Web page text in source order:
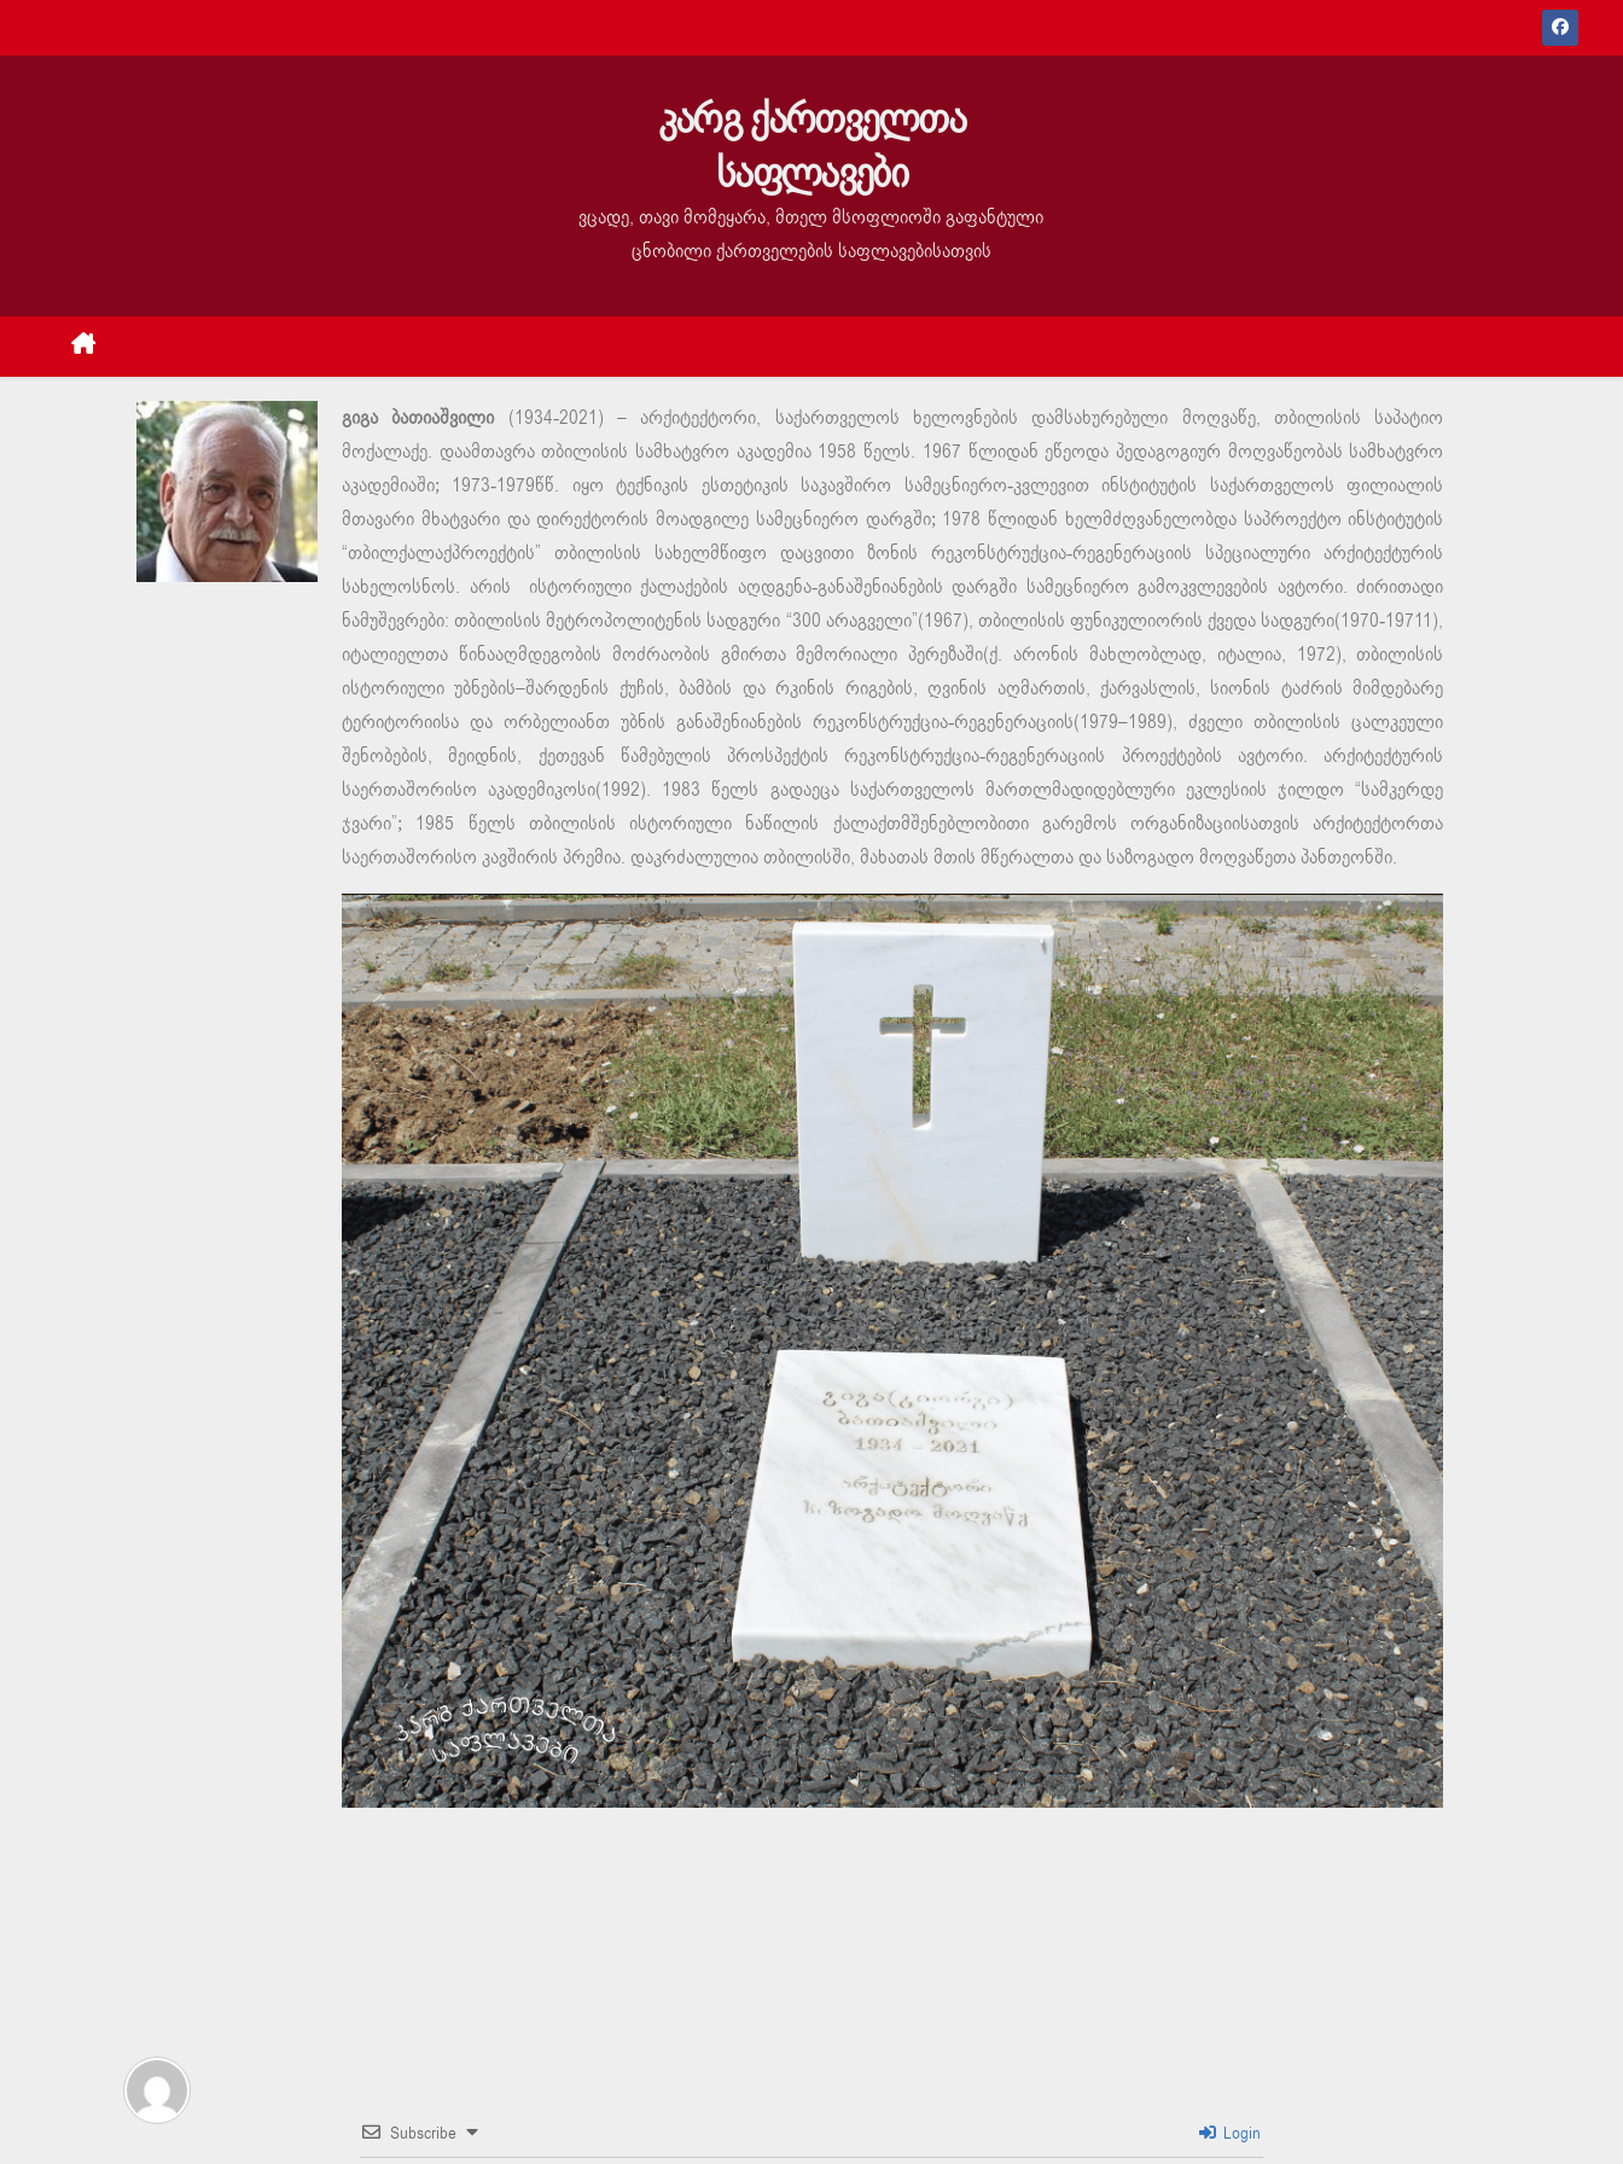
კარგ ქართველთა
საფლავები
ვცადე, თავი მომეყარა, მთელ მსოფლიოში გაფანტული
ცნობილი ქართველების საფლავებისათვის
გიგა ბათიაშვილი(1934-2021) – არქიტექტორი, საქართველოს ხელოვნების დამსახურებული მოღვაწე, თბილისის საპატიო
მოქალაქე. დაამთავრა თბილისის სამხატვრო აკადემია 1958 წელს. 1967 წლიდან ეწეოდა პედაგოგიურ მოღვაწეობას სამხატვრო
აკადემიაში; 1973-1979წწ. იყო ტექნიკის ესთეტიკის საკავშირო სამეცნიერო-კვლევით ინსტიტუტის საქართველოს ფილიალის
მთავარი მხატვარი და დირექტორის მოადგილე სამეცნიერო დარგში; 1978 წლიდან ხელმძღვანელობდა საპროექტო ინსტიტუტის
“თბილქალაქპროექტის” თბილისის სახელმწიფო დაცვითი ზონის რეკონსტრუქცია-რეგენერაციის სპეციალური არქიტექტურის
სახელოსნოს. არის ისტორიული ქალაქების აღდგენა-განაშენიანების დარგში სამეცნიერო გამოკვლევების ავტორი. ძირითადი
ნამუშევრები: თბილისის მეტროპოლიტენის სადგური “300 არაგველი”(1967), თბილისის ფუნიკულიორის ქვედა სადგური(1970-19711),
იტალიელთა წინააღმდეგობის მოძრაობის გმირთა მემორიალი პერეზაში(ქ. არონის მახლობლად, იტალია, 1972), თბილისის
ისტორიული უბნების–შარდენის ქუჩის, ბამბის და რკინის რიგების, ღვინის აღმართის, ქარვასლის, სიონის ტაძრის მიმდებარე
ტერიტორიისა და ორბელიანთ უბნის განაშენიანების რეკონსტრუქცია-რეგენერაციის(1979–1989), ძველი თბილისის ცალკეული
შენობების, მეიდნის, ქეთევან წამებულის პროსპექტის რეკონსტრუქცია-რეგენერაციის პროექტების ავტორი. არქიტექტურის
საერთაშორისო აკადემიკოსი(1992). 1983 წელს გადაეცა საქართველოს მართლმადიდებლური ეკლესიის ჯილდო “სამკერდე
ჯვარი”; 1985 წელს თბილისის ისტორიული ნაწილის ქალაქთმშენებლობითი გარემოს ორგანიზაციისათვის არქიტექტორთა
საერთაშორისო კავშირის პრემია. დაკრძალულია თბილისში, მახათას მთის მწერალთა და საზოგადო მოღვაწეთა პანთეონში.
Subscribe Login